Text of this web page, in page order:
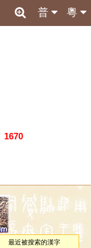
粵
普
1670
最近被搜索的漢字